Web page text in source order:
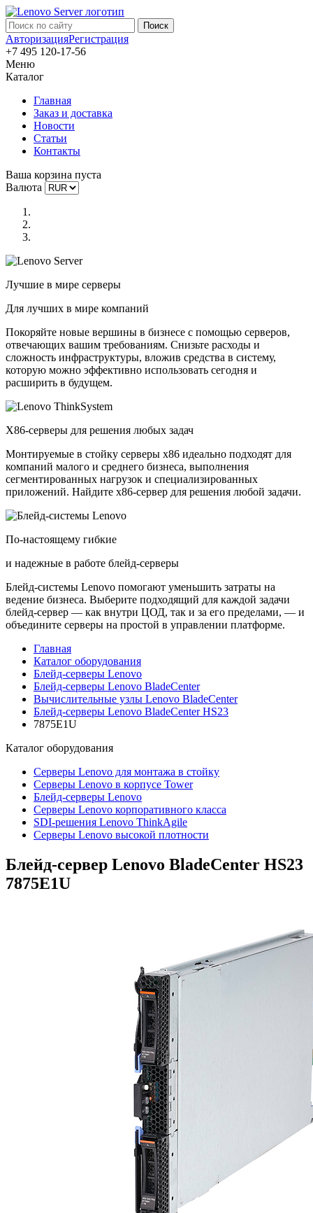
АвторизацияРегистрация
+7 495 120-17-56
Меню
Каталог
Главная
Заказ и доставка
Новости
Статьи
Контакты
Ваша корзина пуста
Валюта
Лучшие в мире серверы
Для лучших в мире компаний
Покоряйте новые вершины в бизнесе с помощью серверов,
отвечающих вашим требованиям. Снизьте расходы и
сложность инфраструктуры, вложив средства в систему,
которую можно эффективно использовать сегодня и
расширить в будущем.
X86-серверы для решения любых задач
Монтируемые в стойку серверы x86 идеально подходят для
компаний малого и среднего бизнеса, выполнения
сегментированных нагрузок и специализированных
приложений. Найдите x86-сервер для решения любой задачи.
По-настоящему гибкие
и надежные в работе блейд-серверы
Блейд-системы Lenovo помогают уменьшить затраты на
ведение бизнеса. Выберите подходящий для каждой задачи
блейд-сервер — как внутри ЦОД, так и за его пределами, — и
объедините серверы на простой в управлении платформе.
Главная
Каталог оборудования
Блейд-серверы Lenovo
Блейд-серверы Lenovo BladeCenter
Вычислительные узлы Lenovo BladeCenter
Блейд-серверы Lenovo BladeCenter HS23
7875E1U
Каталог оборудования
Серверы Lenovo для монтажа в стойку
Серверы Lenovo в корпусе Tower
Блейд-серверы Lenovo
Cерверы Lenovo корпоративного класса
SDI-решения Lenovo ThinkAgile
Серверы Lenovo высокой плотности
Блейд-сервер Lenovo BladeCenter HS23
7875E1U